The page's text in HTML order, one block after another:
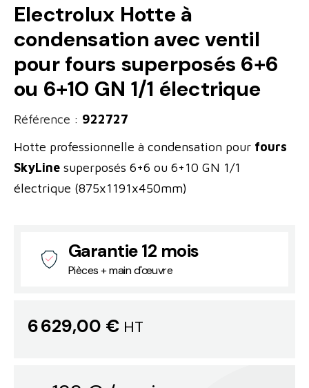
Electrolux Hotte à
condensation avec ventil
pour fours superposés 6+6
ou 6+10 GN 1/1 électrique
Référence : 922727
Hotte professionnelle à condensation pour fours
SkyLinesuperposés 6+6 ou 6+10 GN 1/1
électrique (875x1191x450mm)
Garantie 12 mois
Pièces + main d'œuvre
6 629,00 €HT